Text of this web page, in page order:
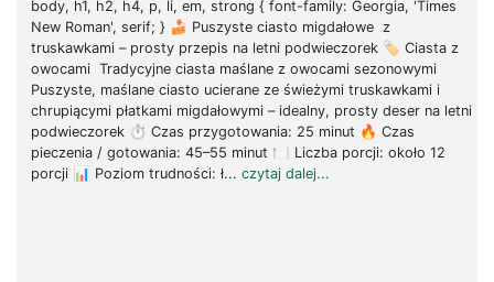
body, h1, h2, h4, p, li, em, strong { font-family: Georgia, 'Times
New Roman', serif; } 🍰 Puszyste ciasto migdałowe z
truskawkami – prosty przepis na letni podwieczorek 🏷 Ciasta z
owocami Tradycyjne ciasta maślane z owocami sezonowymi
Puszyste, maślane ciasto ucierane ze świeżymi truskawkami i
chrupiącymi płatkami migdałowymi – idealny, prosty deser na letni
podwieczorek ⏱ Czas przygotowania: 25 minut 🔥 Czas
pieczenia / gotowania: 45–55 minut 🍽 Liczba porcji: około 12
porcji 📊 Poziom trudności: ł... czytaj dalej...